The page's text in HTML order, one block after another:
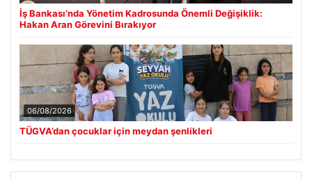
İş Bankası’nda Yönetim Kadrosunda Önemli Değişiklik:
Hakan Aran Görevini Bırakıyor
06/08/2026
TÜGVA’dan çocuklar için meydan şenlikleri